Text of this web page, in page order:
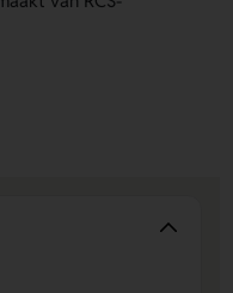
mode. Op de
op.
van 64% gerecyclede
van het item.